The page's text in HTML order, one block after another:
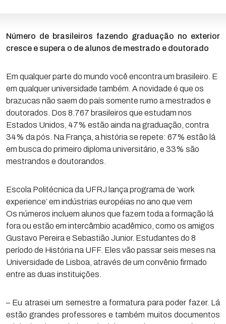
Número de brasileiros fazendo graduação no exterior
cresce e supera o de alunos de mestrado e doutorado
Em qualquer parte do mundo você encontra um brasileiro. E
em qualquer universidade também. A novidade é que os
brazucas não saem do país somente rumo a mestrados e
doutorados. Dos 8.767 brasileiros que estudam nos
Estados Unidos, 47% estão ainda na graduação, contra
34% da pós. Na França, a história se repete: 67% estão lá
em busca do primeiro diploma universitário, e 33% são
mestrandos e doutorandos.
Escola Politécnica da UFRJ lança programa de ‘work
experience’ em indústrias européias no ano que vem
Os números incluem alunos que fazem toda a formação lá
fora ou estão em intercâmbio acadêmico, como os amigos
Gustavo Pereira e Sebastião Junior. Estudantes do 8
período de História na UFF. Eles vão passar seis meses na
Universidade de Lisboa, através de um convênio firmado
entre as duas instituições.
– Eu atrasei um semestre a formatura para poder fazer. Lá
estão grandes professores e também muitos documentos